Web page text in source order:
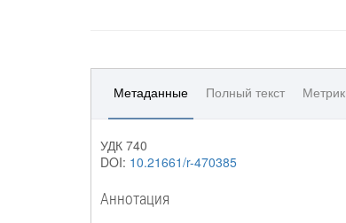
Метаданные Полный текст
УДК 740
DOI: 10.21661/r-470385
Аннотация